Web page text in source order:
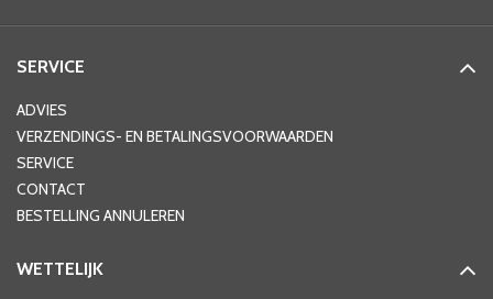
SERVICE
ADVIES
VERZENDINGS- EN BETALINGSVOORWAARDEN
SERVICE
CONTACT
BESTELLING ANNULEREN
WETTELIJK